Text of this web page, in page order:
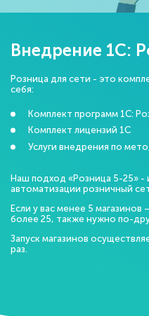
Внедрение 1С:
Розница для сети - это
себя:
Комплект программ 1С:
Комплект лицензий 1С
Услуги внедрения по
Наш подход «Розница 5-25» -
автоматизации розничный
Если у вас менее 5
более 25, также нужно по-
Запуск магазинов
раз.